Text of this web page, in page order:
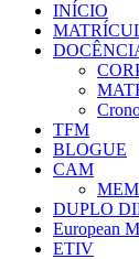
INÍCIO
TFM
BLOGUE
CAM
DUPLO
European
ETIV